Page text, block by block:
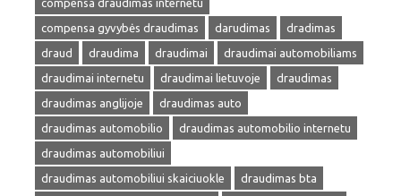
compensa draudimas internetu
compensa gyvybės draudimas
darudimas
dradimas
draud
draudima draudimai
draudimai automobiliams
draudimai internetu
draudimai lietuvoje
draudimas
draudimas anglijoje
draudimas auto
draudimas automobilio
draudimas automobilio internetu
draudimas automobiliui
draudimas automobiliui skaiciuokle
draudimas bta